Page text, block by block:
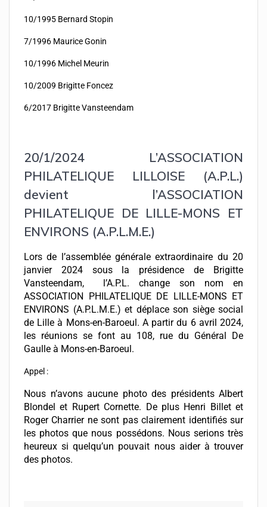
10/1995 Bernard Stopin
7/1996 Maurice Gonin
10/1996 Michel Meurin
10/2009 Brigitte Foncez
6/2017 Brigitte Vansteendam
20/1/2024 L’ASSOCIATION
PHILATELIQUE LILLOISE (A.P.L.)
devient l’ASSOCIATION
PHILATELIQUE DE LILLE-MONS ET
ENVIRONS (A.P.L.M.E.)
Lors de l’assemblée générale extraordinaire du 20
janvier 2024 sous la présidence de Brigitte
Vansteendam, l’A.P.L. change son nom en
ASSOCIATION PHILATELIQUE DE LILLE-MONS ET
ENVIRONS (A.P.L.M.E.) et déplace son siège social
de Lille à Mons-en-Baroeul. A partir du 6 avril 2024,
les réunions se font au 108, rue du Général De
Gaulle à Mons-en-Baroeul.
Appel :
Nous n’avons aucune photo des présidents Albert
Blondel et Rupert Cornette. De plus Henri Billet et
Roger Charrier ne sont pas clairement identifiés sur
les photos que nous possédons. Nous serions très
heureux si quelqu’un pouvait nous aider à trouver
des photos.